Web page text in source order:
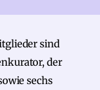
sind
der
sechs